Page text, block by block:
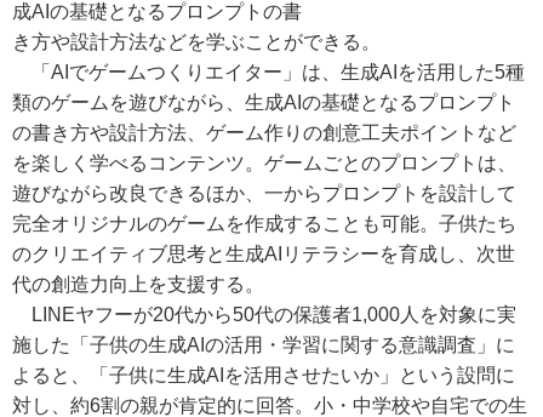
成AIの基礎となるプロンプトの書
き方や設計方法などを学ぶことができる。
「AIでゲームつくりエイター」は、生成AIを活用した5種
類のゲームを遊びながら、生成AIの基礎となるプロンプト
の書き方や設計方法、ゲーム作りの創意工夫ポイントなど
を楽しく学べるコンテンツ。ゲームごとのプロンプトは、
遊びながら改良できるほか、一からプロンプトを設計して
完全オリジナルのゲームを作成することも可能。子供たち
のクリエイティブ思考と生成AIリテラシーを育成し、次世
代の創造力向上を支援する。
LINEヤフーが20代から50代の保護者1,000人を対象に実
施した「子供の生成AIの活用・学習に関する意識調査」に
よると、「子供に生成AIを活用させたいか」という設問に
対し、約6割の親が肯定的に回答。小・中学校や自宅での生